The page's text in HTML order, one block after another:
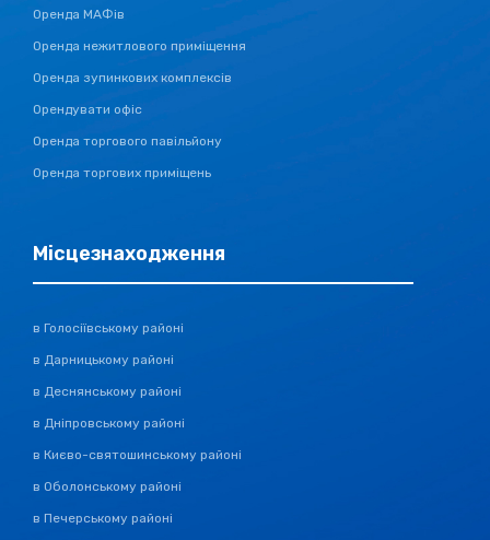
Оренда МАФів
Оренда нежитлового приміщення
Оренда зупинкових комплексів
Орендувати офіс
Оренда торгового павільйону
Оренда торгових приміщень
Місцезнаходження
в Голосіївському районі
в Дарницькому районі
в Деснянському районі
в Дніпровському районі
в Києво-святошинському районі
в Оболонському районі
в Печерському районі